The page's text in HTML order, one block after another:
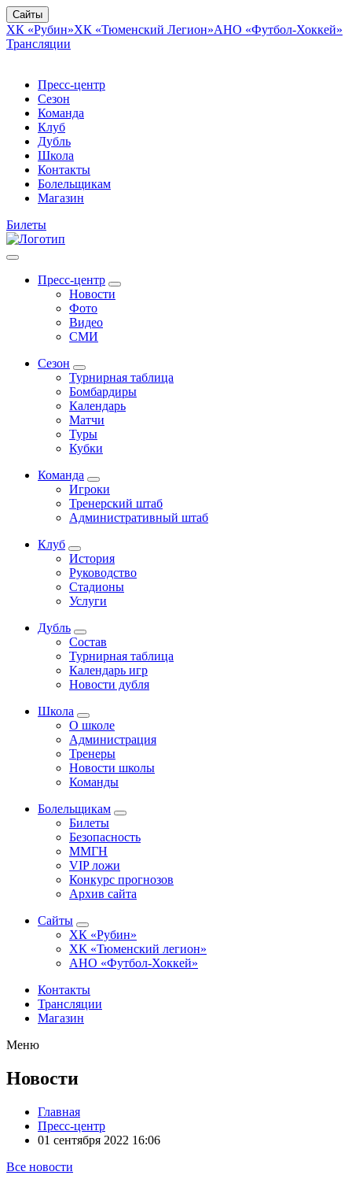
Сайты
ХК «Рубин»ХК «Тюменский Легион»АНО «Футбол-Хоккей»
Трансляции
Пресс-центр
Сезон
Команда
Клуб
Дубль
Школа
Контакты
Болельщикам
Магазин
Билеты
Пресс-центр
Новости
Фото
Видео
СМИ
Сезон
Турнирная таблица
Бомбардиры
Календарь
Матчи
Туры
Кубки
Команда
Игроки
Тренерский штаб
Административный штаб
Клуб
История
Руководство
Стадионы
Услуги
Дубль
Состав
Турнирная таблица
Календарь игр
Новости дубля
Школа
О школе
Администрация
Тренеры
Новости школы
Команды
Болельщикам
Билеты
Безопасность
ММГН
VIP ложи
Конкурс прогнозов
Архив сайта
Сайты
ХК «Рубин»
ХК «Тюменский легион»
АНО «Футбол-Хоккей»
Контакты
Трансляции
Магазин
Меню
Новости
Главная
Пресс-центр
01 сентября 2022 16:06
Все новости